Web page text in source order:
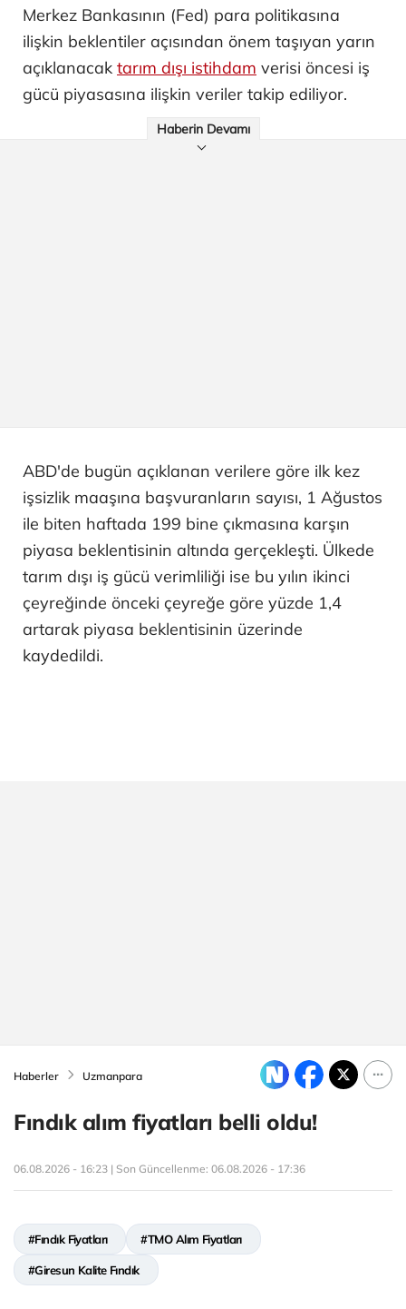
Merkez Bankasının (Fed) para politikasına
ilişkin beklentiler açısından önem taşıyan yarın
açıklanacak tarım dışı istihdam verisi öncesi iş
gücü piyasasına ilişkin veriler takip ediliyor.
Haberin Devamı
ABD'de bugün açıklanan verilere göre ilk kez
işsizlik maaşına başvuranların sayısı, 1 Ağustos
ile biten haftada 199 bine çıkmasına karşın
piyasa beklentisinin altında gerçekleşti. Ülkede
tarım dışı iş gücü verimliliği ise bu yılın ikinci
çeyreğinde önceki çeyreğe göre yüzde 1,4
artarak piyasa beklentisinin üzerinde
kaydedildi.
Haberler Uzmanpara
Fındık alım fiyatları belli oldu!
06.08.2026 - 16:23 | Son Güncellenme: 06.08.2026 - 17:36
#Fındık Fiyatları #TMO Alım Fiyatları
#Giresun Kalite Fındık